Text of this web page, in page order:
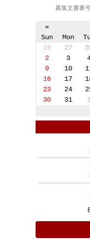
募集文書番
«
Sun
Mon
26
27
2
3
9
10
16
17
23
24
30
31